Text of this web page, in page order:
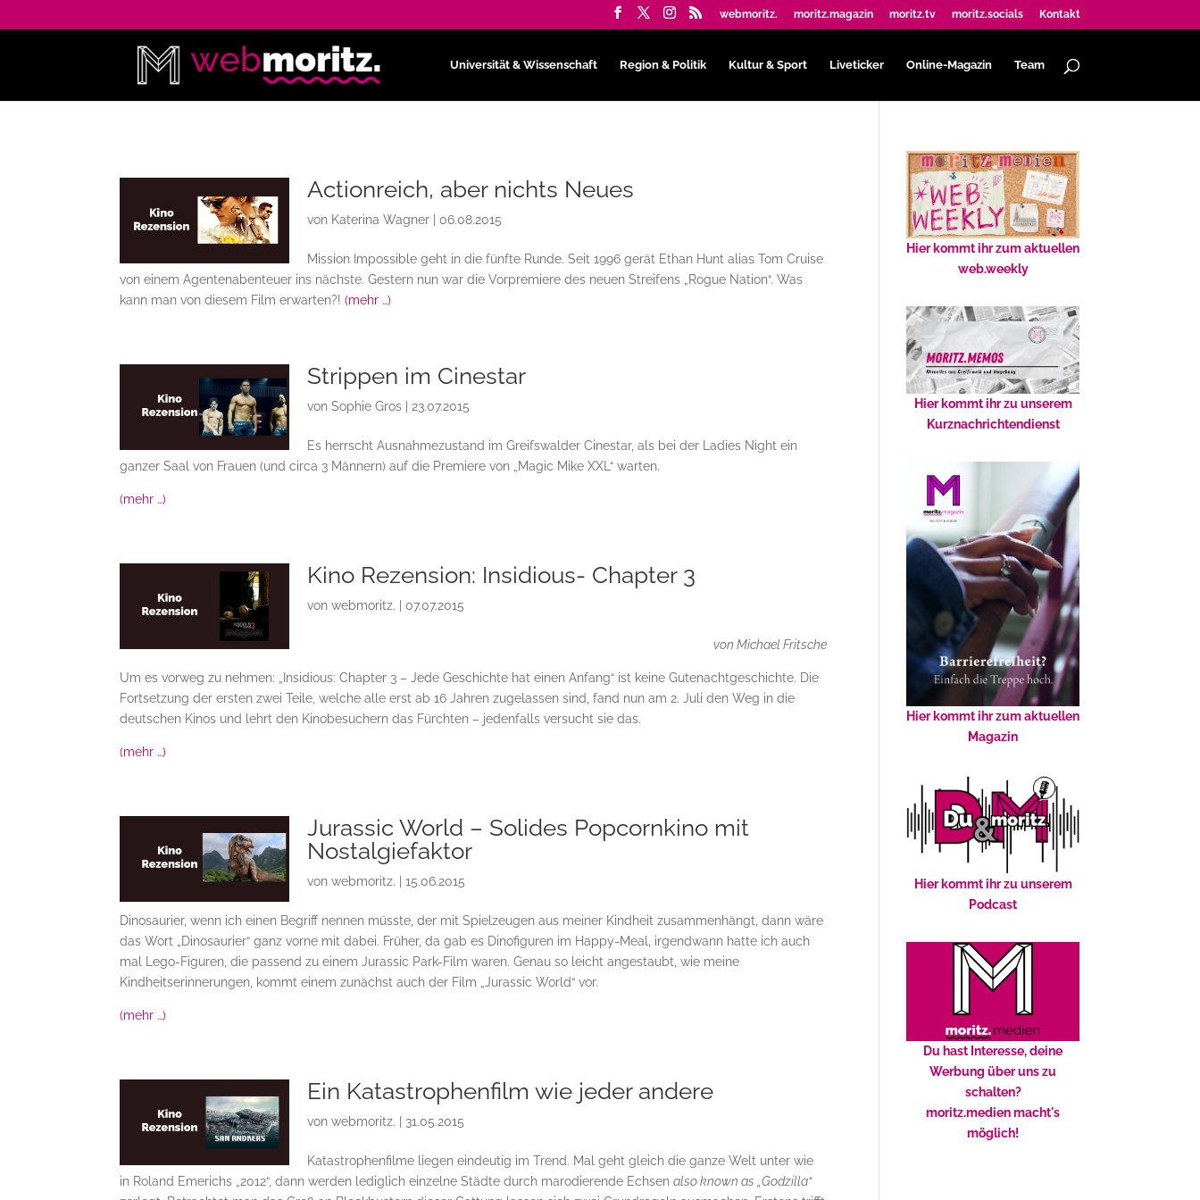
webmoritz. moritz.magazin moritz.tv moritz.socials Kontakt
Universität & Wissenschaft Region & Politik Kultur & Sport Liveticker Online-Magazin Team
Actionreich, aber nichts Neues
von Katerina Wagner |06.08.2015
Mission Impossible geht in die fünfte Runde. Seit 1996 gerät Ethan Hunt alias Tom Cruise
von einem Agentenabenteuer ins nächste. Gestern nun war die Vorpremiere des neuen Streifens „Rogue Nation“. Was
kann man von diesem Film erwarten?!(mehr …)
Strippen im Cinestar
vonSophie Gros 23.07.2015
Es herrscht Ausnahmezustand im Greifswalder Cinestar, als bei der Ladies Night ein
ganzer Saal von Frauen (und circa 3 Männern) auf die Premiere von „Magic Mike XXL“ warten.
(mehr …)
Kino Rezension: Insidious- Chapter 3
vonwebmoritz. |07.07.2015
von Michael Fritsche
Um es vorweg zu nehmen: „Insidious: Chapter 3 – Jede Geschichte hat einen Anfang“ ist keine Gutenachtgeschichte. Die
Fortsetzung der ersten zwei Teile, welche alle erst ab 16 Jahren zugelassen sind, fand nun am 2. Juli den Weg in die
deutschen Kinos und lehrt den Kinobesuchern das Fürchten – jedenfalls versucht sie das.
(mehr …)
Jurassic World – Solides Popcornkino mit
Nostalgiefaktor
vonwebmoritz. |15.06.2015
Dinosaurier, wenn ich einen Begriff nennen müsste, der mit Spielzeugen aus meiner Kindheit zusammenhängt, dann wäre
das Wort „Dinosaurier“ ganz vorne mit dabei. Früher, da gab es Dinofiguren im Happy-Meal, irgendwann hatte ich auch
mal Lego-Figuren, die passend zu einem Jurassic Park-Film waren. Genau so leicht angestaubt, wie meine
Kindheitserinnerungen, kommt einem zunächst auch der Film „Jurassic World“ vor.
(mehr …)
Ein Katastrophenfilm wie jeder andere
vonwebmoritz. 31.05.2015
Katastrophenfilme liegen eindeutig im Trend. Mal geht gleich die ganze Welt unter wie
in Roland Emerichs „2012“, dann werden lediglich einzelne Städte durch marodierende Echsenalso known as „Godzilla“
Hier kommt ihr zum aktuellen
web.weekly
Hier kommt ihr zu unserem
Kurznachrichtendienst
Hier kommt ihr zum aktuellen
Magazin
Hier kommt ihr zu unserem
Podcast
Du hast Interesse, deine
Werbung über uns zu
schalten?
moritz.medien macht's
möglich!